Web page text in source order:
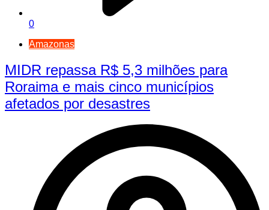
0
Amazonas
MIDR repassa R$ 5,3 milhões para
Roraima e mais cinco municípios
afetados por desastres